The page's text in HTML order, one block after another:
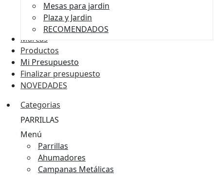
Mesas para jardin
Plaza y Jardin
RECOMENDADOS
Marcas
Productos
Mi Presupuesto
Finalizar presupuesto
NOVEDADES
Categorias
PARRILLAS
Menú
Parrillas
Ahumadores
Campanas Metálicas